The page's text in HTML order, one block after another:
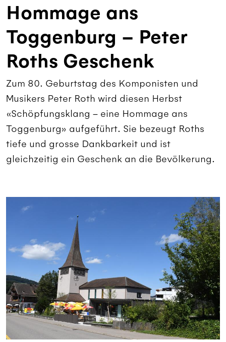
Hommage ans
Toggenburg – Peter
Roths Geschenk
Zum 80. Geburtstag des Komponisten und
Musikers Peter Roth wird diesen Herbst
«Schöpfungsklang – eine Hommage ans
Toggenburg» aufgeführt. Sie bezeugt Roths
tiefe und grosse Dankbarkeit und ist
gleichzeitig ein Geschenk an die Bevölkerung.